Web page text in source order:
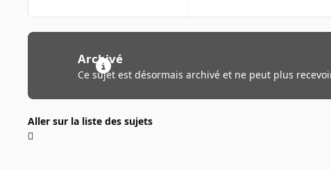
Archivé
Ce sujet est désormais archivé et ne peut plus
Aller sur la liste des sujets